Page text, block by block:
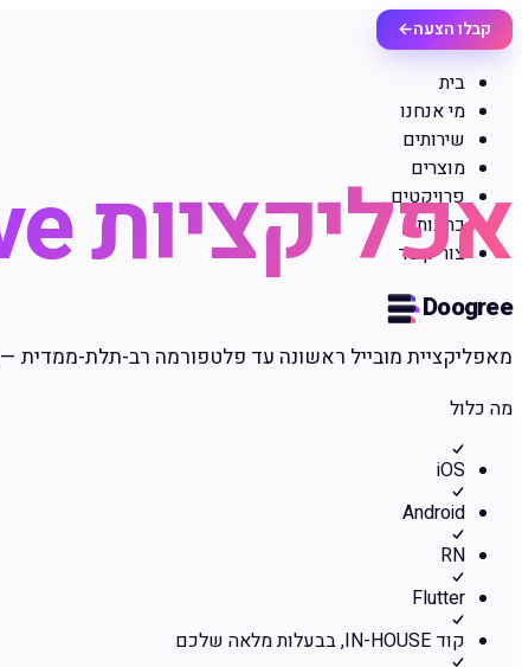
קבלו הצעה←
בית
מי אנחנו
שירותים
מוצרים
פרויקטים
כתבות
צור קשר
Doogree
אפליקציות Native ו־Hybrid
מאפליקציית מובייל ראשונה עד פלטפורמה רב-תלת-ממדית — Native (Swift/Kotlin) או Hybrid (React Native/Flutter), כולל פרסום לחנויות.
מה כלול
iOS
Android
RN
Flutter
קוד IN-HOUSE, בבעלות מלאה שלכם